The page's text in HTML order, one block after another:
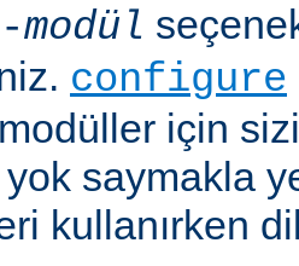
modül
configure
için
saymakla
kullanırken